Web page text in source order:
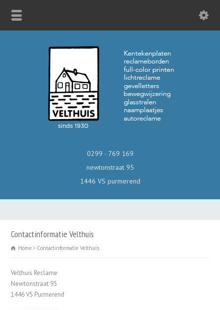
0299 - 769 169
newtonstraat 95
1446 VS purmerend
Contactinformatie Velthuis
Home Contactinformatie Velthuis
Velthuis Reclame
Newtonstraat 95
1446 VS Purmerend